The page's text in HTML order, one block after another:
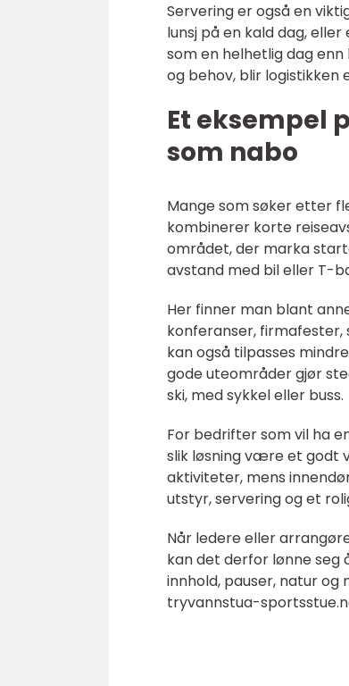
Servering er også en
lunsj på en kald dag,
som en helhetlig dag
og behov, blir logistikken
Et eksempel
som nabo
Mange som søker etter
kombinerer korte
området, der marka
avstand med bil eller T-
Her finner man blant
konferanser, firmafester,
kan også tilpasses
gode uteområder gjør
ski, med sykkel eller buss.
For bedrifter som vil ha
slik løsning være et godt
aktiviteter, mens
utstyr, servering og et
Når ledere eller
kan det derfor lønne seg
innhold, pauser, natur
tryvannstua-